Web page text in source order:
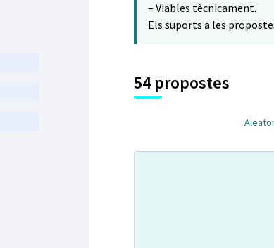
– Viables tècnicament.
Els suports a les
54 propostes